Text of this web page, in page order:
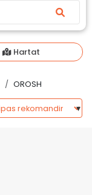
Hartat
OROSH